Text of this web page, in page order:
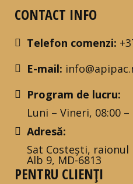
CONTACT INFO
Telefon comenzi:
E-mail:
Program de lucru:
Luni – Vineri, 08:00 –
Adresă:
Sat Costești,
Alb 9, MD-6813
PENTRU CLIENȚI